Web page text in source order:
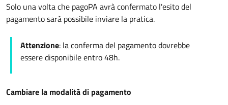
Solo una volta che pagoPA avrà confermato l'esito del
pagamento sarà possibile inviare la pratica.
Attenzione: la conferma del pagamento dovrebbe
essere disponibile entro 48h.
Cambiare la modalità di pagamento